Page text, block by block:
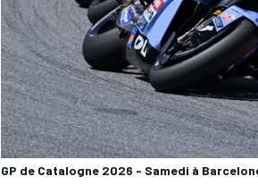
WEC
GP de Catalogne 2026 - Samedi à